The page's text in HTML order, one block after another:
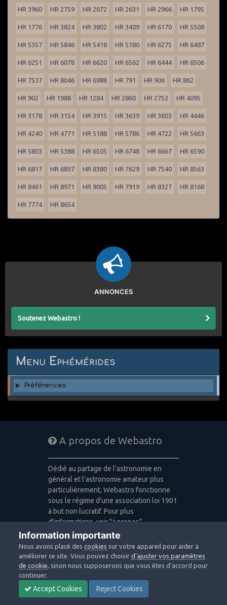
HR 3960 HR 2759 HR 2072 HR 2631 HR 2966 HR 1795
HR 1776 HR 3824 HR 3802 HR 3409 HR 6170 HR 5508
HR 5357 HR 5846 HR 5418 HR 5180 HR 6275 HR 6487
HR 6251 HR 6078 HR 6620 HR 6562 HR 6444 HR 6506
HR 7537 HR 8046 HR 6988 HR 791 HR 906 HR 862
HR 902 HR 1988 HR 1284 HR 2860 HR 2752 HR 4095
HR 3178 HR 3154 HR 3915 HR 3639 HR 3603 HR 4446
HR 4240 HR 4771 HR 5188 HR 5786 HR 4722 HR 5663
HR 5803 HR 5388 HR 6505 HR 6748 HR 6667 HR 6590
HR 6817 HR 6837 HR 8380 HR 7629 HR 7540 HR 8563
HR 8461 HR 8971 HR 9005 HR 7919 HR 8327 HR 8168
HR 7774 HR 8654
ANNONCES
Soutenez Webastro !
Menu Ephémérides
Préférences
A propos de Webastro
Dédié au partage de l'astronomie en
général et l'astronomie amateur plus
particulièrement, Webastro fonctionne
sous le régime d'une association loi 1901
à but non lucratif. Pour plus
d'informations, voir "à propos".
Publicité: pas de publicité
Icons made byFreepik,Alessio Atzeni,
Pixel Buddha,Icon Pondfrom
www.flaticon.comis licensed by CC 3.0
BY
Design images: Courtesy NASA/JPL-
Information importante
Nous avons placé descookies sur votre appareil pour aider à
améliorer ce site. Vous pouvez choisird’ajuster vos paramètres
de cookie, sinon nous supposerons que vous êtes d’accord pour
continuer.
Accept Cookies Reject Cookies